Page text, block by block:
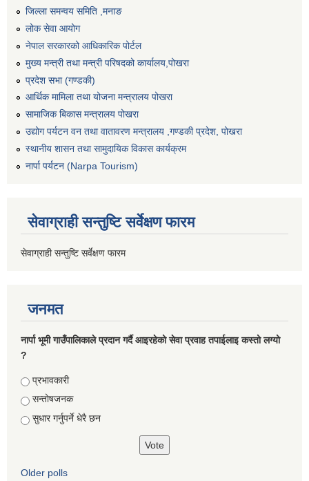
जिल्ला समन्वय समिति ,मनाङ
लोक सेवा आयोग
नेपाल सरकारको आधिकारिक पोर्टल
मुख्य मन्त्री तथा मन्त्री परिषदको कार्यालय,पोखरा
प्रदेश सभा (गण्डकी)
आर्थिक मामिला तथा योजना मन्त्रालय पोखरा
सामाजिक बिकास मन्त्रालय पोखरा
उद्योग पर्यटन वन तथा वातावरण मन्त्रालय ,गण्डकी प्रदेश, पोखरा
स्थानीय शासन तथा सामुदायिक विकास कार्यक्रम
नार्पा पर्यटन (Narpa Tourism)
सेवाग्राही सन्तुष्टि सर्वेक्षण फारम
सेवाग्राही सन्तुष्टि सर्वेक्षण फारम
जनमत
नार्पा भूमी गाउँपालिकाले प्रदान गर्दै आइरहेको सेवा प्रवाह तपाईलाइ कस्तो लग्यो
?
Choices
प्रभावकारी
सन्तोषजनक
सुधार गर्नुपर्ने धेरै छन
Older polls